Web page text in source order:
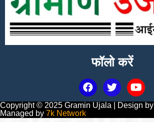
फॉलो करें
Copyright © 2025 Gramin Ujala | Design by
Managed by 7k Network